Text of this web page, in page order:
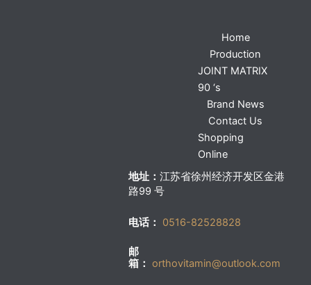
Home
Production
JOINT MATRIX
90 ‘s
Brand News
Contact Us
Shopping
Online
地址： 江苏省徐州经济开发区金港
路99 号
电话： 0516-82528828
邮
箱： orthovitamin@outlook.com